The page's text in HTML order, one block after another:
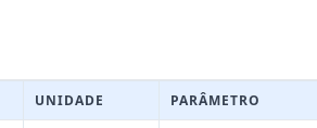
UNIDADE PARÂMETRO